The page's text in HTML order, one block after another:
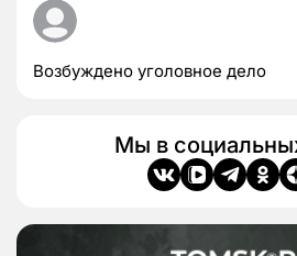
Возбуждено уголовное дело
Мы в